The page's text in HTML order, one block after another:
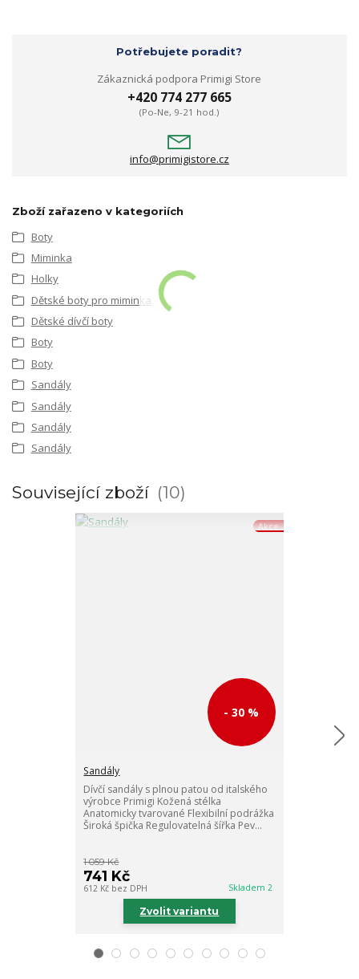
Potřebujete poradit?
Zákaznická podpora Primigi Store
+420 774 277 665
(Po-Ne, 9-21 hod.)
info@primigistore.cz
Zboží zařazeno v kategoriích
Boty
Miminka
Holky
Dětské boty pro miminka
Dětské dívčí boty
Boty
Boty
Sandály
Sandály
Sandály
Sandály
Související zboží 10
Akce
- 30 %
Sandály
Dívčí sandály s plnou patou od italského
výrobce Primigi Kožená stélka
Anatomicky tvarované Flexibilní podrážka
Široká špička Regulovatelná šířka Pev...
1 059 Kč
741 Kč
612 Kč bez DPH Skladem 2
Zvolit variantu